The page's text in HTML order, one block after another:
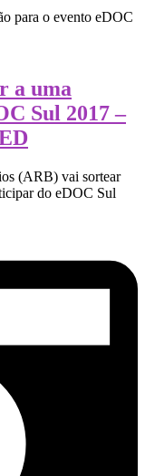
a uma
Sul 2017 –
(ARB) vai sortear
do eDOC Sul